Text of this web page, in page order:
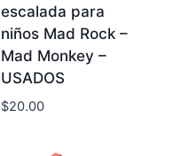
escalada para
niños Mad Rock –
Mad Monkey –
USADOS
$20.00